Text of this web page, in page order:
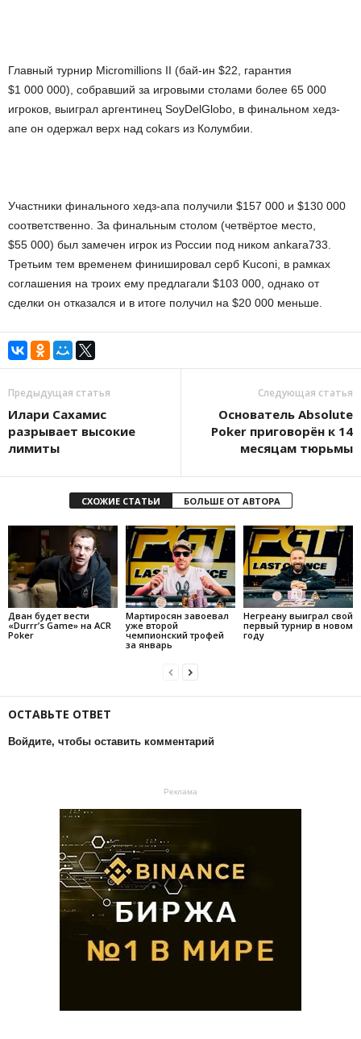
Главный турнир Micromillions II (бай-ин $22, гарантия
$1 000 000), собравший за игровыми столами более 65 000
игроков, выиграл аргентинец SoyDelGlobo, в финальном хедз-
апе он одержал верх над cokars из Колумбии.
Участники финального хедз-апа получили $157 000 и $130 000
соответственно. За финальным столом (четвёртое место,
$55 000) был замечен игрок из России под ником ankara733.
Третьим тем временем финишировал серб Kuconi, в рамках
соглашения на троих ему предлагали $103 000, однако от
сделки он отказался и в итоге получил на $20 000 меньше.
Предыдущая статья
Илари Сахамис
разрывает высокие
лимиты
Следующая статья
Основатель Absolute
Poker приговорён к 14
месяцам тюрьмы
СХОЖИЕ СТАТЬИ БОЛЬШЕ ОТ АВТОРА
Дван будет вести
«Durrr’s Game» на ACR
Poker
Мартиросян завоевал
уже второй
чемпионский трофей
за январь
Негреану выиграл свой
первый турнир в новом
году
ОСТАВЬТЕ ОТВЕТ
Войдите, чтобы оставить комментарий
Реклама